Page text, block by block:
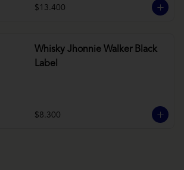
$13.400
Whisky Jhonnie Walker Black
Label
$8.300